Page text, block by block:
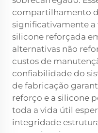
compartilhamento
significativamente
silicone reforçada
alternativas não
custos de
confiabilidade do
de fabricação
reforço e a silicone
toda a vida útil
integridade